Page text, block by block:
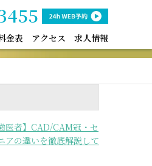
金表 アクセス 求人情報
医者】CAD/CAM冠・セ
アの違いを徹底解説して